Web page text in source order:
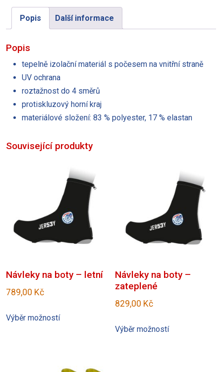
množství
Popis Další informace
Popis
tepelně izolační materiál s počesem na vnitřní straně
UV ochrana
roztažnost do 4 směrů
protiskluzový horní kraj
materiálové složení: 83 % polyester, 17 % elastan
Související produkty
Návleky na boty – letní
789,00 Kč
Výběr možností
produkt
Návleky na boty –
zateplené
829,00 Kč
Výběr možností
produkt